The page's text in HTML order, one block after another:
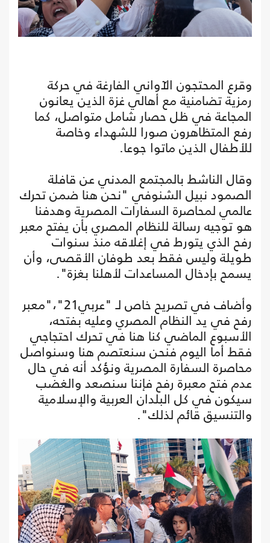
وقرع المحتجون الآواني الفارغة في حركة
رمزية تضامنية مع أهالي غزة الذين يعانون
المجاعة في ظل حصار شامل متواصل، كما
رفع المتظاهرون صورا للشهداء وخاصة
للأطفال الذين ماتوا جوعا.
وقال الناشط بالمجتمع المدني عن قافلة
الصمود نبيل الشنوفي "نحن هنا ضمن تحرك
عالمي لمحاصرة السفارات المصرية وهدفنا
هو توجيه رسالة للنظام المصري بأن يفتح معبر
رفح الذي يتورط في إغلاقه منذ سنوات
طويلة وليس فقط بعد طوفان الأقصى، وأن
يسمح بإدخال المساعدات لأهلنا بغزة".
وأضاف في تصريح خاص لـ "عربي21"،"معبر
رفح في يد النظام المصري وعليه بفتحه،
الأسبوع الماضي كنا هنا في تحرك احتجاجي
فقط أما اليوم فنحن سنعتصم هنا وسنواصل
محاصرة السفارة المصرية ونؤكد أنه في حال
عدم فتح معبرة رفح فإننا سنصعد والغضب
سيكون في كل البلدان العربية والإسلامية
والتنسيق قائم لذلك".